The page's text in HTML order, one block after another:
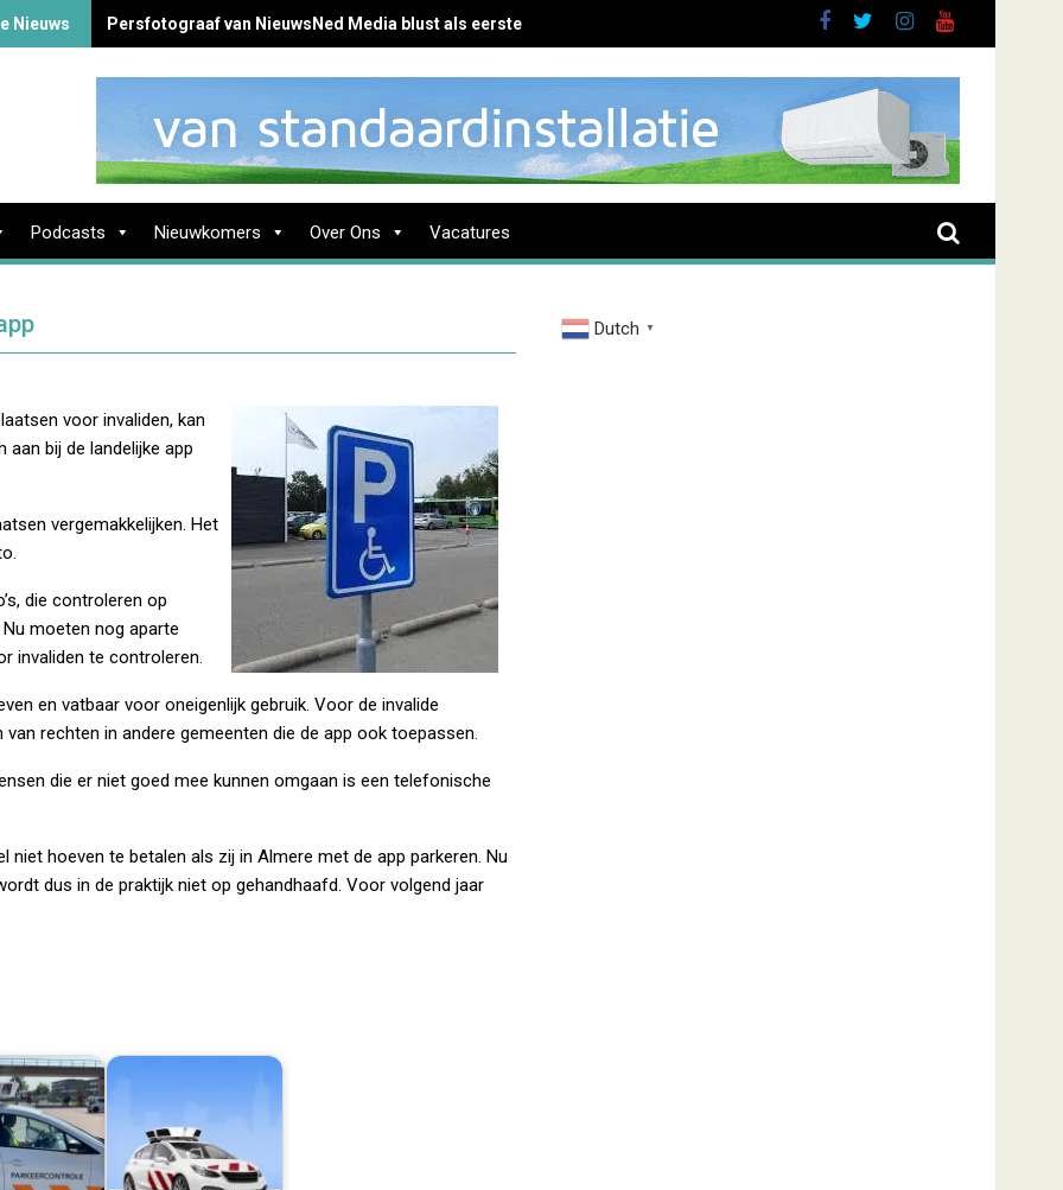
Nieuws Persfotograaf van NieuwsNed Media blust als eerste brand Zenderstraat
Podcasts Nieuwkomers Over Ons Vacatures
voor invaliden, kan
aan bij de landelijke app
vergemakkelijken. Het
die controleren op
moeten nog aparte
invaliden te controleren.
en vatbaar voor oneigenlijk gebruik. Voor de invalide
rechten in andere gemeenten die de app ook toepassen.
die er niet goed mee kunnen omgaan is een telefonische
hoeven te betalen als zij in Almere met de app parkeren. Nu
dus in de praktijk niet op gehandhaafd. Voor volgend jaar
Dutch ▼